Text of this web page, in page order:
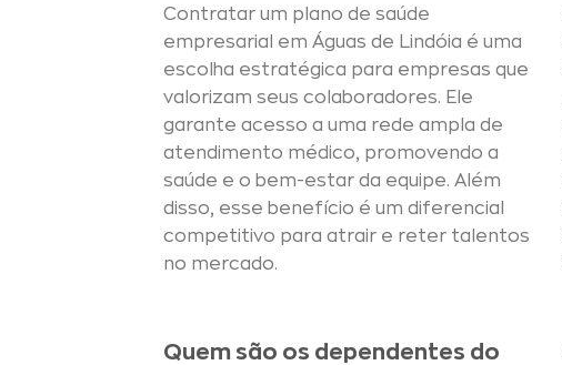
Contratar um plano de saúde
empresarial em Águas de Lindóia é uma
escolha estratégica para empresas que
valorizam seus colaboradores. Ele
garante acesso a uma rede ampla de
atendimento médico, promovendo a
saúde e o bem-estar da equipe. Além
disso, esse benefício é um diferencial
competitivo para atrair e reter talentos
no mercado.
Quem são os dependentes do